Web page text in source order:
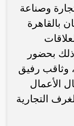
وصناعة
بالقاهرة
العلاقات
بحضور
وثاقب رفيق
الأعمال
التجارية